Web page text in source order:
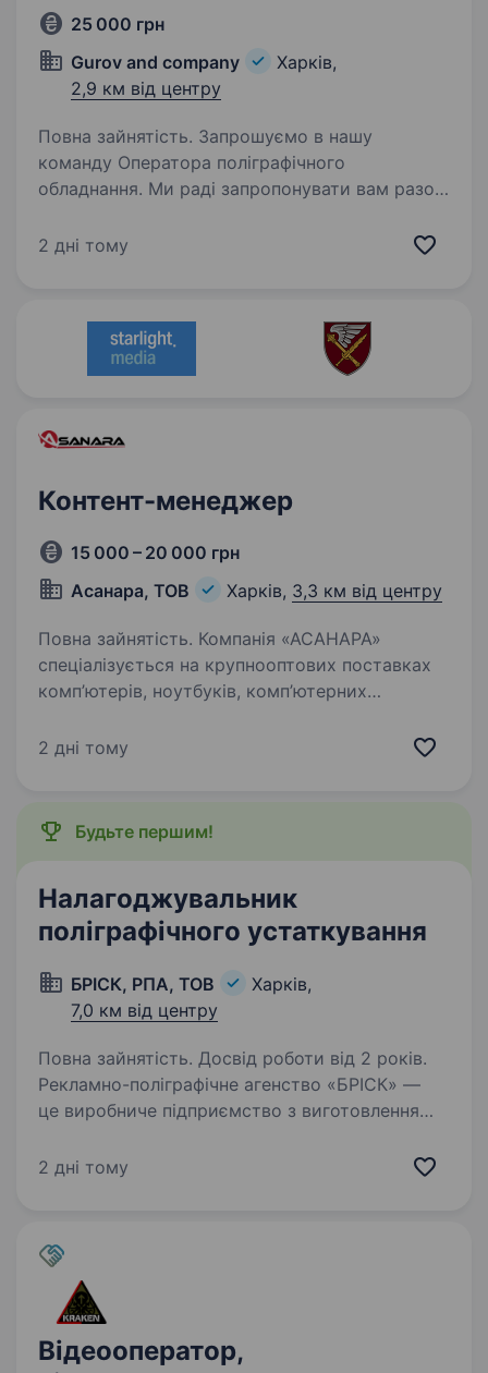
25 000 грн
Gurov and company
Харків,
2,9 км від центру
Повна зайнятість. Запрошуємо в нашу
команду Оператора поліграфічного
обладнання. Ми раді запропонувати вам разом
високоякісної поліграфічної продукції: дитячих
2 дні тому
Контент-менеджер
15 000 – 20 000 грн
Асанара, ТОВ
Харків, 3,3 км від центру
Повна зайнятість. Компанія «АСАНАРА»
спеціалізується на крупнооптових поставках
комп’ютерів, ноутбуків, комп’ютерних
пристроїв, мережевого обладнання
2 дні тому
Будьте першим!
Налагоджувальник
поліграфічного устаткування
БРІСК, РПА, ТОВ
Харків,
7,0 км від центру
Повна зайнятість. Досвід роботи від 2 років.
Рекламно-поліграфічне агенство «БРІСК» —
це виробниче підприємство з виготовлення
ми випускаємо зошити, щоденники та ін.
2 дні тому
Відеооператор,